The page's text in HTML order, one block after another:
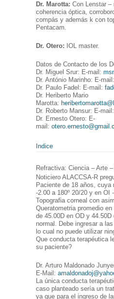
Dr. Marotta: Con Lenstar –
coherencia óptica,
compás y además k con
Pentacam.
Dr. Otero: IOL master.
Datos de Contacto de los
Dr. Miguel Srur: E-mail:
Dr. António Marinho: E-mail:
Dr. Paulo Fadel: E-mail:
Dr. Heriberto Mario
Marotta:
Dr. Roberto Mansur: E-mail:
Dr. Ernesto Otero: E-
mail:
Indice
Refractiva: Ciencia – Arte
Noticiero ALACCSA-R
Paciente de 18 años, cuya
-2.00 a 180º 20/20 y en OI
Topografia corneal con
Queratometria promedio
de 45.00D en OD y
normal. Debe ingresar a
lo cual no puede utilizar
Que conducta terapéutica
su paciente?
Dr. Arturo Maldonado
E-Mail:
La única conducta
caso planteado sería un
ya que para el ingreso de